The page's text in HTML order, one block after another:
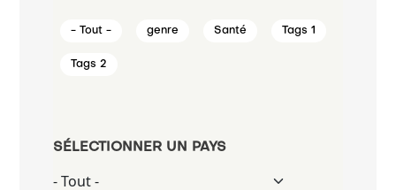
- Tout - genre Santé Tags 1
Tags 2
SÉLECTIONNER UN PAYS